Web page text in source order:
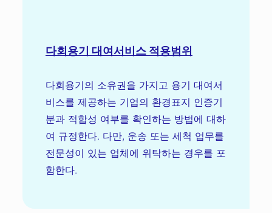
다회용기 대여서비스 적용범위
다회용기의 소유권을 가지고 용기 대여서
비스를 제공하는 기업의 환경표지 인증기
분과 적합성 여부를 확인하는 방법에 대하
여 규정한다. 다만, 운송 또는 세척 업무를
전문성이 있는 업체에 위탁하는 경우를 포
함한다.